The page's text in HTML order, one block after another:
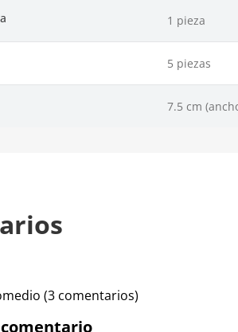
1 pieza
5 piezas
7.5 cm
(3 comentarios)